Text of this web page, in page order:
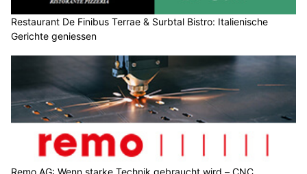
Restaurant De Finibus Terrae & Surbtal Bistro: Italienische
Gerichte geniessen